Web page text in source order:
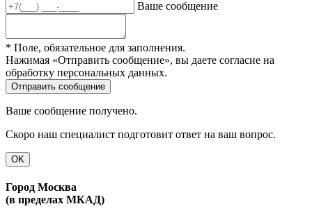
Ваше сообщение
* Поле, обязательное для заполнения.
Нажимая «Отправить сообщение», вы даете согласие на
обработку персональных данных.
Ваше сообщение получено.
Скоро наш специалист подготовит ответ на ваш вопрос.
OK
Город Москва
(в пределах МКАД)